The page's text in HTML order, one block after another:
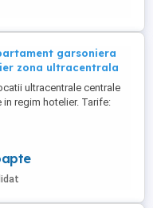
garsoniera
zona ultracentrala
ultracentrale centrale
in regim hotelier. Tarife:
RON 2 zile - 140RON 3
In functie de situatie si
sunt negocibile. Pentru
pe WhatsApp cu numărul
numarul de nopti.